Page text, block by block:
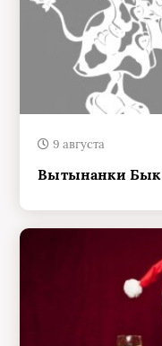
9 августа
Вытынанки Бык